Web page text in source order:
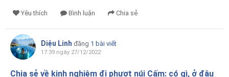
Yêu thích Bình luận Chia sẻ
Diệu Linh đăng 1 bài viết
17:39 ngày 27/12/2022
Chia sẻ về kinh nghiệm đi phượt núi Cấm: có gì, ở đâu